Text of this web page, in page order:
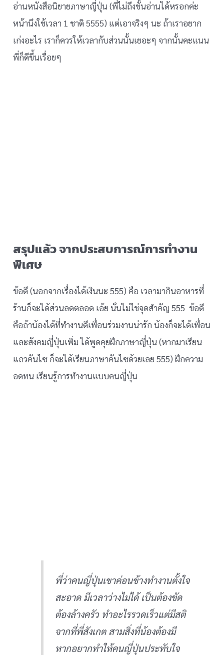
อ่านหนังสือนิยายภาษาญี่ปุ่น (พี่ไม่ถึงขั้นอ่านได้หรอกค่ะ
หน้านึงใช้เวลา 1 ชาติ 5555) แต่เอาจริงๆ นะ ถ้าเราอยาก
เก่งอะไร เราก็ควรให้เวลากับส่วนนั้นเยอะๆ จากนั้นคะแนน
พี่ก็ดีขึ้นเรื่อยๆ
สรุปแล้ว จากประสบการณ์การทำงาน
พิเศษ
ข้อดี (นอกจากเรื่องได้เงินนะ 555) คือ เวลามากินอาหารที่
ร้านก็จะได้ส่วนลดตลอด เอ้ย นั่นไม่ใช่จุดสำคัญ 555 ข้อดี
คือถ้าน้องได้ที่ทำงานดีเพื่อนร่วมงานน่ารัก น้องก็จะได้เพื่อน
และสังคมญี่ปุ่นเพิ่ม ได้พูดคุยฝึกภาษาญี่ปุ่น (หากมาเรียน
แถวคันไซ ก็จะได้เรียนภาษาคันไซด้วยเลย 555) ฝึกความ
อดทน เรียนรู้การทำงานแบบคนญี่ปุ่น
พี่ว่าคนญี่ปุ่นเขาค่อนข้างทำงานตั้งใจ
สะอาด มีเวลาว่างไม่ได้ เป็นต้องขัด
ต้องล้างครัว ทำอะไรรวดเร็วแต่มีสติ
จากที่พี่สังเกต สามสิ่งที่น้องต้องมี
หากอยากทำให้คนญี่ปุ่นประทับใจ